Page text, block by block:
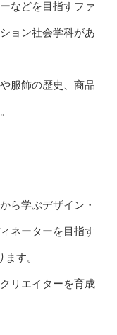
などを目指すファ
ョン社会学科があ
服飾の歴史、商品
ら学ぶデザイン・
ネーターを目指す
す。
リエイターを育成